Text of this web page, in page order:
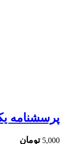
پرسشنامه
5,000 تومان